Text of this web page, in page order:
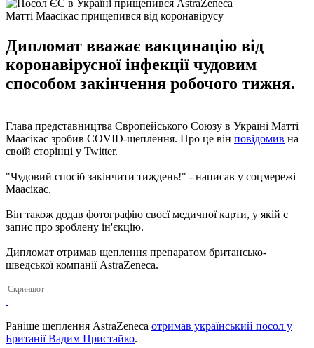
Матті Маасікас прищепився від коронавірусу
Дипломат вважає вакцинацію від
коронавірусної інфекції чудовим
способом закінчення робочого тижня.
Глава представництва Європейського Союзу в Україні Матті
Маасікас зробив COVID-щеплення. Про це він повідомив на
своїй сторінці у Twitter.
"Чудовий спосіб закінчити тиждень!" - написав у соцмережі
Маасікас.
Він також додав фотографію своєї медичної карти, у якій є
запис про зроблену ін'єкцію.
Дипломат отримав щеплення препаратом британсько-
шведської компанії AstraZeneca.
Скриншот
Раніше щеплення AstraZeneca отримав український посол у
Британії Вадим Пристайко.